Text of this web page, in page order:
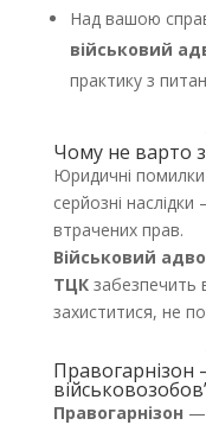
Над вашою
військовий
практику з
Чому не варто
Юридичні
серйозні
втрачених прав.
Військовий
ТЦКзабезпечить
захиститися, не
Правогарнізон
Правогарнізон —